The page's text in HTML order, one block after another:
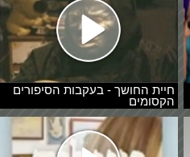
חיית החושך - בעקבות הסיפורים
הקסומים